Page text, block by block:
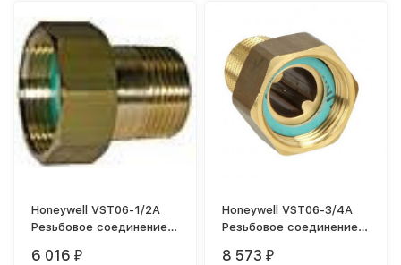
Honeywell VST06-1/2A
Резьбовое соединение
6 016 ₽
Honeywell VST06-3/4A
Резьбовое соединение
8 573 ₽